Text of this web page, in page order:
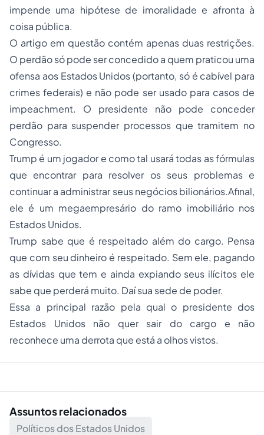
impende uma hipótese de imoralidade e afronta à
coisa pública.
O artigo em questão contém apenas duas restrições.
O perdão só pode ser concedido a quem praticou uma
ofensa aos Estados Unidos (portanto, só é cabível para
crimes federais) e não pode ser usado para casos de
impeachment. O presidente não pode conceder
perdão para suspender processos que tramitem no
Congresso.
Trump é um jogador e como tal usará todas as fórmulas
que encontrar para resolver os seus problemas e
continuar a administrar seus negócios bilionários.Afinal,
ele é um megaempresário do ramo imobiliário nos
Estados Unidos.
Trump sabe que é respeitado além do cargo. Pensa
que com seu dinheiro é respeitado. Sem ele, pagando
as dívidas que tem e ainda expiando seus ilícitos ele
sabe que perderá muito. Daí sua sede de poder.
Essa a principal razão pela qual o presidente dos
Estados Unidos não quer sair do cargo e não
reconhece uma derrota que está a olhos vistos.
Assuntos relacionados
Políticos dos Estados Unidos